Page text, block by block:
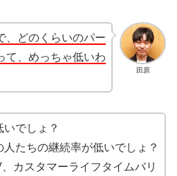
田原
、どのくらいのパー
て、めっちゃ低いわ
でしょ？
人たちの継続率が低いでしょ？
カスタマーライフタイムバリ